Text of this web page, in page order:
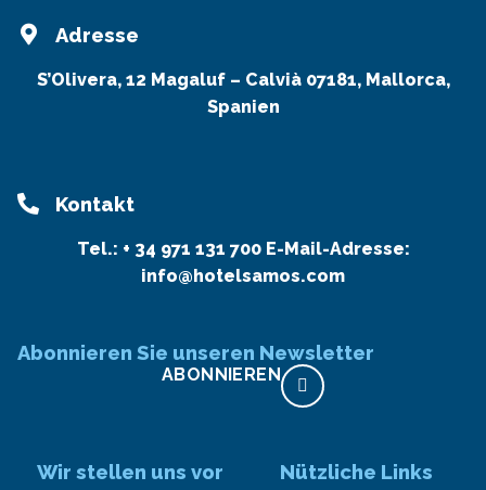
Adresse
S’Olivera, 12 Magaluf – Calvià 07181, Mallorca,
Spanien
Kontakt
Tel.: + 34 971 131 700E-Mail-Adresse:
info@hotelsamos.com
Abonnieren Sie unseren Newsletter
ABONNIEREN
Wir stellen uns vor Nützliche Links